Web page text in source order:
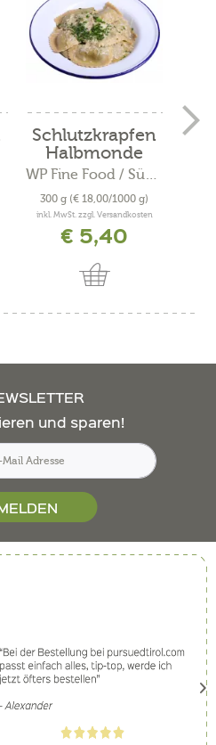
Schlutzkrapfen
Halbmonde
WP Fine Food / Südtiroler...
300 g (€ 18,00/1000 g)
inkl. MwSt. zzgl. Versandkosten
€ 5,40
und sparen!